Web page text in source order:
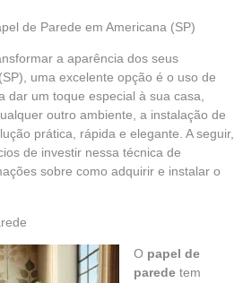
de Parede em Americana (SP)
a aparência dos seus
uma excelente opção é o uso de
dar um toque especial à sua casa,
outro ambiente, a instalação de
prática, rápida e elegante. A seguir,
de investir nessa técnica de
sobre como adquirir e instalar o
O papel de
parede tem